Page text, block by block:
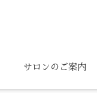
サロンのご案内